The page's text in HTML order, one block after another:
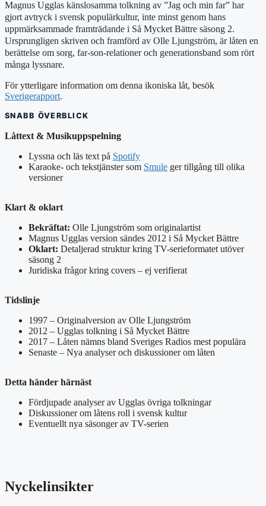
Magnus Ugglas känslosamma tolkning av ”Jag och min far” har
gjort avtryck i svensk populärkultur, inte minst genom hans
uppmärksammade framträdande i Så Mycket Bättre säsong 2.
Ursprungligen skriven och framförd av Olle Ljungström, är låten en
berättelse om sorg, far-son-relationer och generationsband som rört
många lyssnare.
För ytterligare information om denna ikoniska låt, besök
Sverigerapport.
SNABB ÖVERBLICK
Låttext & Musikuppspelning
Lyssna och läs text på Spotify
Karaoke- och tekstjänster som Smule ger tillgång till olika
versioner
Klart & oklart
Bekräftat: Olle Ljungström som originalartist
Magnus Ugglas version sändes 2012 i Så Mycket Bättre
Oklart: Detaljerad struktur kring TV-serieformatet utöver
säsong 2
Juridiska frågor kring covers – ej verifierat
Tidslinje
1997 – Originalversion av Olle Ljungström
2012 – Ugglas tolkning i Så Mycket Bättre
2017 – Låten nämns bland Sveriges Radios mest populära
Senaste – Nya analyser och diskussioner om låten
Detta händer härnäst
Fördjupade analyser av Ugglas övriga tolkningar
Diskussioner om låtens roll i svensk kultur
Eventuellt nya säsonger av TV-serien
Nyckelinsikter